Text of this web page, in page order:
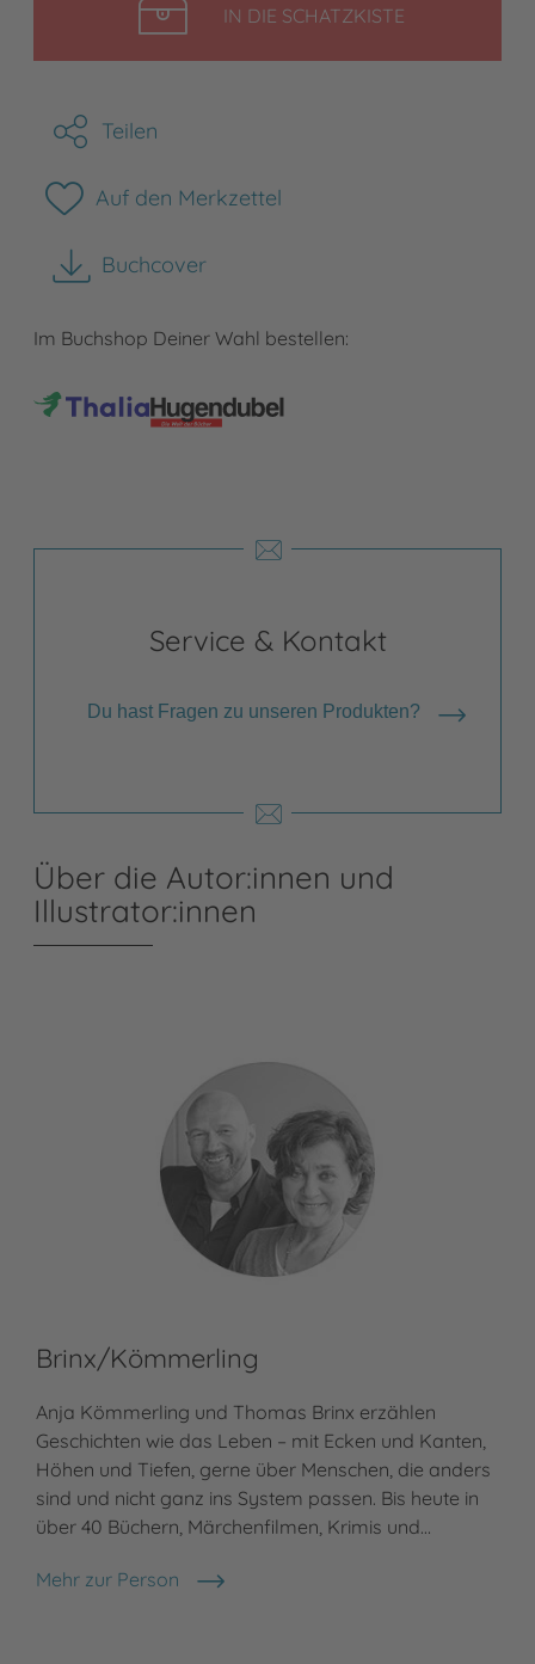
IN DIE SCHATZKISTELEGEN
Teilen
Auf den Merkzettel
Buchcover
herunterladen
Im Buchshop Deiner Wahl bestellen:
Service & Kontakt
Du hast Fragen zu unseren Produkten?
Über die Autor:innen und
Illustrator:innen
Brinx/Kömmerling
Anja Kömmerling und Thomas Brinx erzählen
Geschichten wie das Leben – mit Ecken und Kanten,
Höhen und Tiefen, gerne über Menschen, die anders
sind und nicht ganz ins System passen. Bis heute in
über 40 Büchern, Märchenfilmen, Krimis und…
Mehr zur Person
Brinx/Kömmerling